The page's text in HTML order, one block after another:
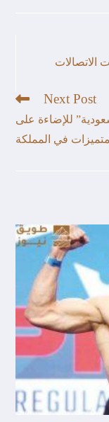
الاتصالات
Next Post
للإضاءة على
في المملكة